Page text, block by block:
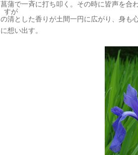
菖蒲で一斉に打ち叩く。その時に皆声を合
の清
すが
とした香りが土間一円に広がり、身も
に想い出す。